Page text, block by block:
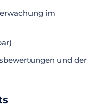
im
und der